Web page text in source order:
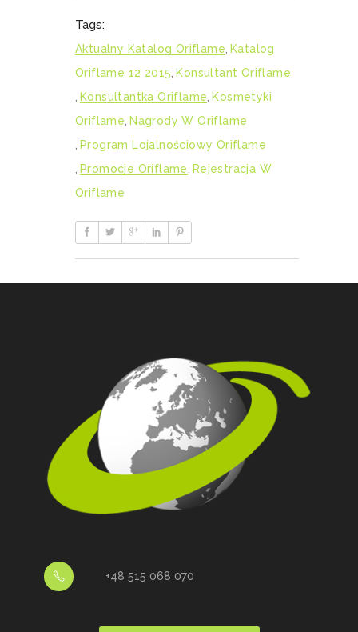
Tags:
Aktualny Katalog Oriflame, Katalog
Oriflame 12 2015, Konsultant Oriflame
, Konsultantka Oriflame, Kosmetyki
Oriflame, Nagrody W Oriflame
, Program Lojalnościowy Oriflame
, Promocje Oriflame, Rejestracja W
Oriflame
+48 515 068 070